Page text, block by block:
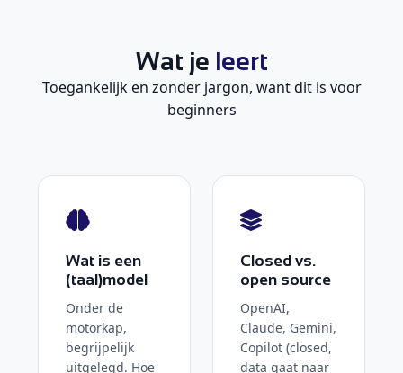
Wat je leert
Toegankelijk en zonder jargon, want dit is voor
beginners
Wat is een
(taal)model
Onder de
motorkap,
begrijpelijk
uitgelegd. Hoe
Closed vs.
open source
OpenAI,
Claude, Gemini,
Copilot (closed,
data gaat naar